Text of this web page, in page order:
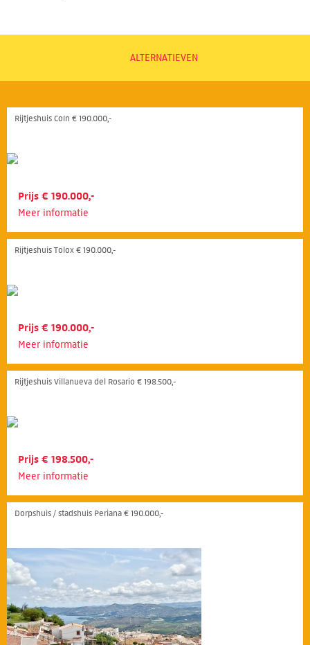
ALTERNATIEVEN
Rijtjeshuis Coín € 190.000,-
Prijs € 190.000,-
Meer informatie
Rijtjeshuis Tolox € 190.000,-
Prijs € 190.000,-
Meer informatie
Rijtjeshuis Villanueva del Rosario € 198.500,-
Prijs € 198.500,-
Meer informatie
Dorpshuis / stadshuis Periana € 190.000,-